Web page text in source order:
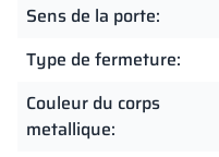
Sens de la porte:
Type de fermeture:
Couleur du corps
metallique: